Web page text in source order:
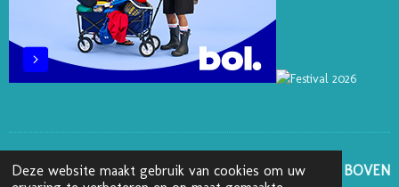
Deze website maakt gebruik van cookies om uwGA NAAR BOVEN